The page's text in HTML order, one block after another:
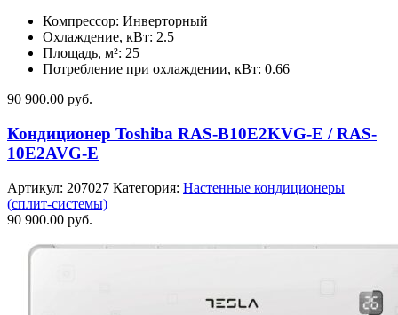
Компрессор: Инверторный
Охлаждение, кВт: 2.5
Площадь, м²: 25
Потребление при охлаждении, кВт: 0.66
90 900.00 руб.
Кондиционер Toshiba RAS-B10E2KVG-E / RAS-
10E2AVG-E
Артикул: 207027 Категория: Настенные кондиционеры
(сплит-системы)
90 900.00 руб.